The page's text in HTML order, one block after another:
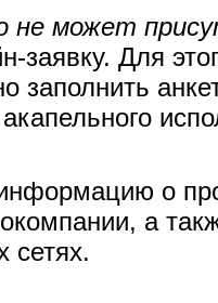
не может
заявку. Для
заполнить
о
а
сетях.